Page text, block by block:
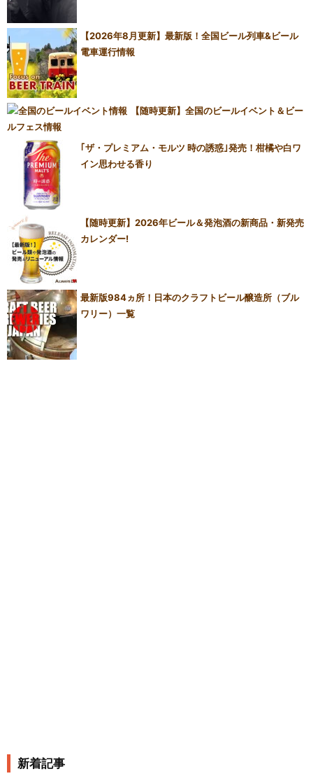
【2026年8月更新】最新版！全国ビール列車&ビール
電車運行情報
【随時更新】全国のビールイベント＆ビー
ルフェス情報
｢ザ・プレミアム・モルツ 時の誘惑｣発売！柑橘や白ワ
イン思わせる香り
【随時更新】2026年ビール＆発泡酒の新商品・新発売
カレンダー!
最新版984ヵ所！日本のクラフトビール醸造所（ブル
ワリー）一覧
新着記事